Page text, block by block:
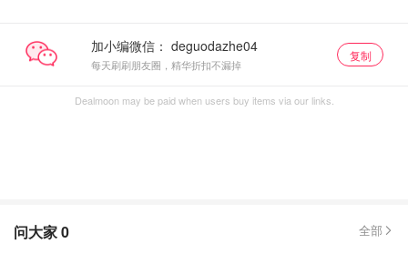
加小编微信：
每天刷刷朋友圈，精华折扣不漏掉
复制
Dealmoon may be paid when users buy items via our links.
问大家0 全部